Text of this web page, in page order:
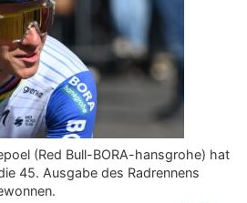
(Red Bull-BORA-hansgrohe) hat
45. Ausgabe des Radrennens